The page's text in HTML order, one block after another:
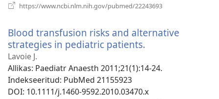
https://www.ncbi.nlm.nih.gov/pubmed/22243693
Blood transfusion risks and alternative
strategies in pediatric patients.
akna)
Lavoie J.
Allikas‎: Paediatr Anaesth 2011;21(1):14-24.
Indekseeritud‎: PubMed 21155923
DOI‎: 10.1111/j.1460-9592.2010.03470.x